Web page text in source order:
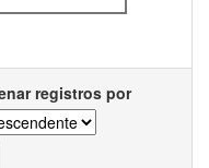
registros por